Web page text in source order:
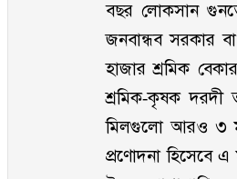
বছর লোকসান
জনবান্ধব সরকার
হাজার শ্রমিক
শ্রমিক-কৃষক দরদী
মিলগুলো আরও ৩
প্রণোদনা হিসেবে এ